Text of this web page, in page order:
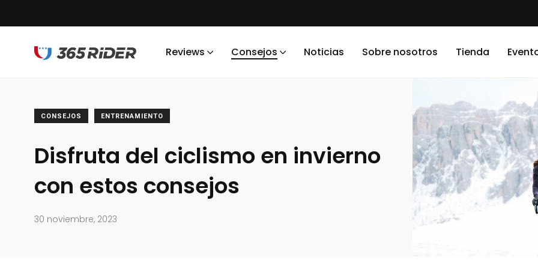
Reviews Consejos Noticias Sobre nosotros Tienda
CONSEJOS ENTRENAMIENTO
Disfruta del ciclismo en invierno
con estos consejos
30 noviembre, 2023